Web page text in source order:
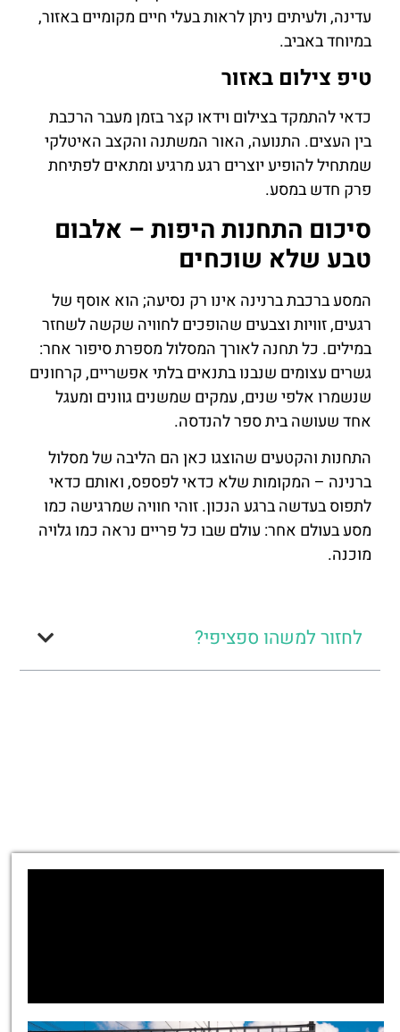
עדינה, ולעיתים ניתן לראות בעלי חיים מקומיים באזור,
במיוחד באביב.
טיפ צילום באזור
כדאי להתמקד בצילום וידאו קצר בזמן מעבר הרכבת
בין העצים. התנועה, האור המשתנה והקצב האיטלקי
שמתחיל להופיע יוצרים רגע מרגיע ומתאים לפתיחת
פרק חדש במסע.
סיכום התחנות היפות – אלבום
טבע שלא שוכחים
המסע ברכבת ברנינה אינו רק נסיעה; הוא אוסף של
רגעים, זוויות וצבעים שהופכים לחוויה שקשה לשחזר
במילים. כל תחנה לאורך המסלול מספרת סיפור אחר:
גשרים עצומים שנבנו בתנאים בלתי אפשריים, קרחונים
שנשמרו אלפי שנים, עמקים שמשנים גוונים ומעגל
אחד שעושה בית ספר להנדסה.
התחנות והקטעים שהוצגו כאן הם הליבה של מסלול
ברנינה – המקומות שלא כדאי לפספס, ואותם כדאי
לתפוס בעדשה ברגע הנכון. זוהי חוויה שמרגישה כמו
מסע בעולם אחר: עולם שבו כל פריים נראה כמו גלויה
מוכנה.
לחזור למשהו ספציפי?